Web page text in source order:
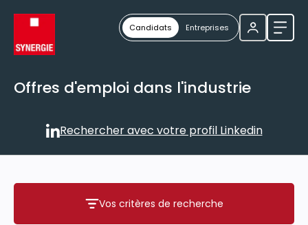
Candidats Entreprises
Offres d'emploi dans l'industrie
Rechercher avec votre
Rechercher avec votre profil Linkedin
Vos critères de recherche
Vos critères de recherche